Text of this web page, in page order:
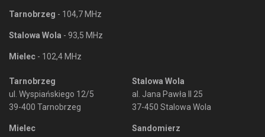
Tarnobrzeg - 104,7 MHz
Stalowa Wola - 93,5 MHz
Mielec - 102,4 MHz
Tarnobrzeg
ul. Wyspiańskiego 12/5
39-400 Tarnobrzeg
Mielec
Stalowa Wola
al. Jana Pawła II 25
37-450 Stalowa Wola
Sandomierz